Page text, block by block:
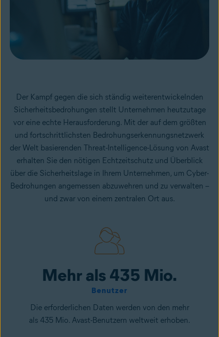
Der Kampf gegen die sich ständig weiterentwickelnden
Sicherheitsbedrohungen stellt Unternehmen heutzutage
vor eine echte Herausforderung. Mit der auf dem größten
und fortschrittlichsten Bedrohungserkennungsnetzwerk
der Welt basierenden Threat-Intelligence-Lösung von Avast
erhalten Sie den nötigen Echtzeitschutz und Überblick
über die Sicherheitslage in Ihrem Unternehmen, um Cyber-
Bedrohungen angemessen abzuwehren und zu verwalten –
und zwar von einem zentralen Ort aus.
Mehr als 435 Mio.
Benutzer
Die erforderlichen Daten werden von den mehr
als 435 Mio. Avast-Benutzern weltweit erhoben.